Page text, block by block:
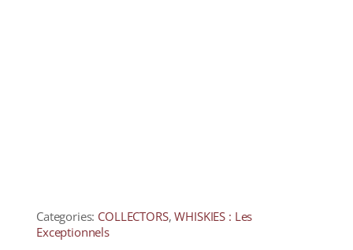
Categories: COLLECTORS,WHISKIES : Les
Exceptionnels